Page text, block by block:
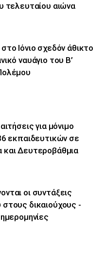
τελευταίου αιώνα
Ιόνιο σχεδόν άθικτο
ναυάγιο του Β’
για μόνιμο
εκπαιδευτικών σε
Δευτεροβάθμια
οι συντάξεις
δικαιούχους -